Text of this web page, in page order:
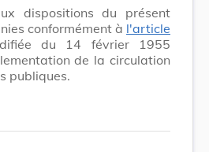
dispositions du présent
conformément à l'article
du 14 février 1955
de la circulation
publiques.